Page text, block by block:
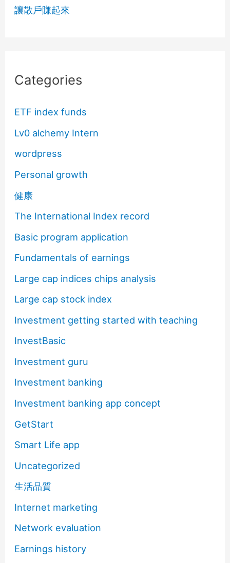
讓散戶賺起來
Categories
ETF index funds
Lv0 alchemy Intern
wordpress
Personal growth
健康
The International Index record
Basic program application
Fundamentals of earnings
Large cap indices chips analysis
Large cap stock index
Investment getting started with teaching
InvestBasic
Investment guru
Investment banking
Investment banking app concept
GetStart
Smart Life app
Uncategorized
生活品質
Internet marketing
Network evaluation
Earnings history